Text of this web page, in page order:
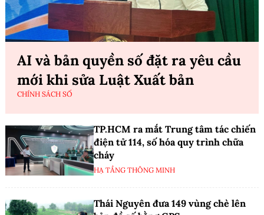
AI và bản quyền số đặt ra yêu cầu
mới khi sửa Luật Xuất bản
CHÍNH SÁCH SỐ
TP.HCM ra mắt Trung tâm tác chiến
điện tử 114, số hóa quy trình chữa
cháy
HẠ TẦNG THÔNG MINH
Thái Nguyên đưa 149 vùng chè lên